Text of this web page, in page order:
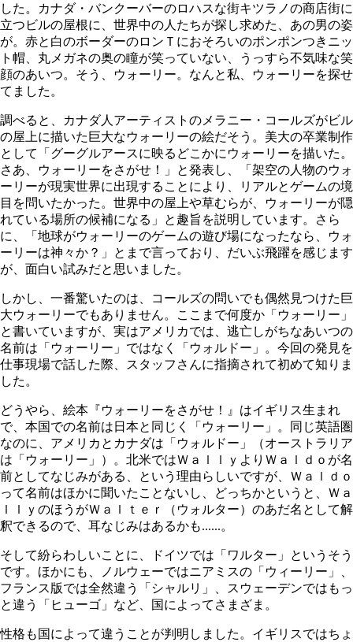
した。カナダ・バンクーバーのロハスな街キツラノの商店街に
立つビルの屋根に、世界中の人たちが探し求めた、あの男の姿
が。赤と白のボーダーのロンＴにおそろいのポンポンつきニッ
ト帽、丸メガネの奥の瞳が笑っていない、うっすら不気味な笑
顔のあいつ。そう、ウォーリー。なんと私、ウォーリーを探せ
てました。
調べると、カナダ人アーティストのメラニー・コールズがビル
の屋上に描いた巨大なウォーリーの絵だそう。美大の卒業制作
として「グーグルアースに映るどこかにウォーリーを描いた。
さあ、ウォーリーをさがせ！」と発表し、「架空の人物のウォ
ーリーが現実世界に出現することにより、リアルとゲームの境
目を問いたかった。世界中の屋上や草むらが、ウォーリーが隠
れている場所の候補になる」と趣旨を説明しています。さら
に、「地球がウォーリーのゲームの遊び場になったなら、ウォ
ーリーは神々か？」とまで言っており、だいぶ飛躍を感じます
が、面白い試みだと思いました。
しかし、一番驚いたのは、コールズの問いでも偶然見つけた巨
大ウォーリーでもありません。ここまで何度か「ウォーリー」
と書いていますが、実はアメリカでは、逃亡しがちなあいつの
名前は「ウォーリー」ではなく「ウォルドー」。今回の発見を
仕事現場で話した際、スタッフさんに指摘されて初めて知りま
した。
どうやら、絵本『ウォーリーをさがせ！』はイギリス生まれ
で、本国での名前は日本と同じく「ウォーリー」。同じ英語圏
なのに、アメリカとカナダは「ウォルドー」（オーストラリア
は「ウォーリー」）。北米ではＷａｌｌｙよりＷａｌｄｏが名
前としてなじみがある、という理由らしいですが、Ｗａｌｄｏ
って名前はほかに聞いたことないし、どっちかというと、Ｗａ
ｌｌｙのほうがＷａｌｔｅｒ（ウォルター）のあだ名として解
釈できるので、耳なじみはあるかも......。
そして紛らわしいことに、ドイツでは「ワルター」というそう
です。ほかにも、ノルウェーではニアミスの「ウィーリー」、
フランス版では全然違う「シャルリ」、スウェーデンではもっ
と違う「ヒューゴ」など、国によってさまざま。
性格も国によって違うことが判明しました。イギリスではちょ